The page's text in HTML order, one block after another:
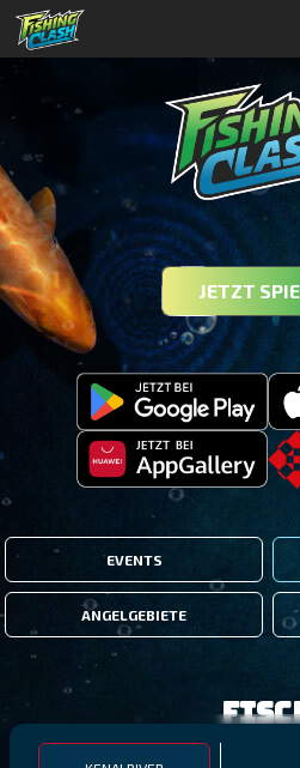
JETZT
EVENTS
ANGELGEBIETE